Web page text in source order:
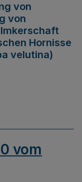
von
von
Hornisse
velutina)
vom